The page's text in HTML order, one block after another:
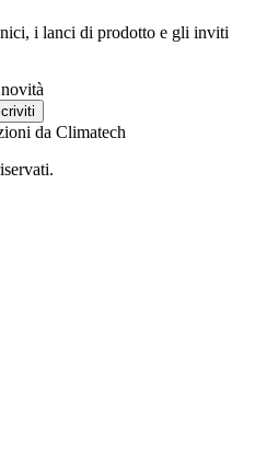
i lanci di prodotto e gli inviti
da Climatech